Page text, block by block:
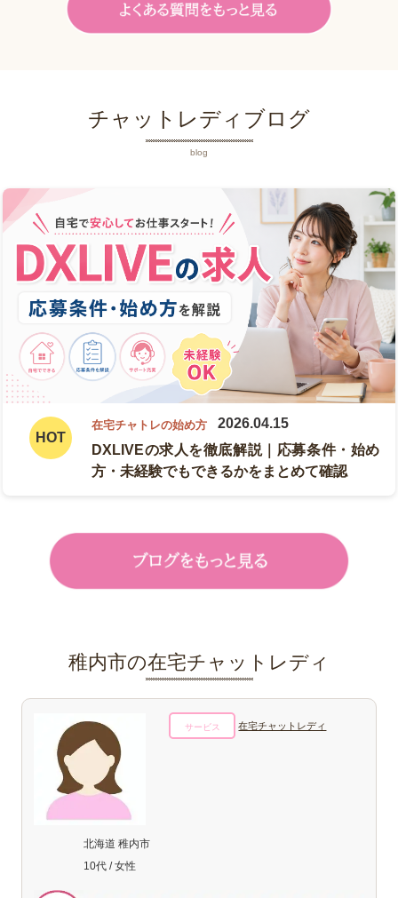
チャットレディブログ
blog
在宅チャトレの始め方
2026.04.15
DXLIVEの求人を徹底解説｜応募条件・始め
方・未経験でもできるかをまとめて確認
稚内市の在宅チャットレディ
北海道 稚内市
10代 / 女性
サービス 在宅チャットレディ